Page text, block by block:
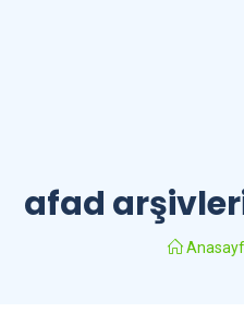
afad